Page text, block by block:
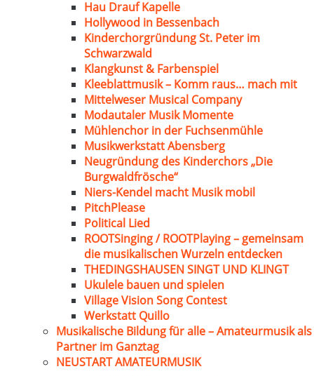
Hau Drauf Kapelle
Hollywood in Bessenbach
Kinderchorgründung St. Peter im
Schwarzwald
Klangkunst & Farbenspiel
Kleeblattmusik – Komm raus… mach mit
Mittelweser Musical Company
Modautaler Musik Momente
Mühlenchor in der Fuchsenmühle
Musikwerkstatt Abensberg
Neugründung des Kinderchors „Die
Burgwaldfrösche“
Niers-Kendel macht Musik mobil
PitchPlease
Political Lied
ROOTSinging / ROOTPlaying – gemeinsam
die musikalischen Wurzeln entdecken
THEDINGSHAUSEN SINGT UND KLINGT
Ukulele bauen und spielen
Village Vision Song Contest
Werkstatt Quillo
Musikalische Bildung für alle – Amateurmusik als
Partner im Ganztag
NEUSTART AMATEURMUSIK